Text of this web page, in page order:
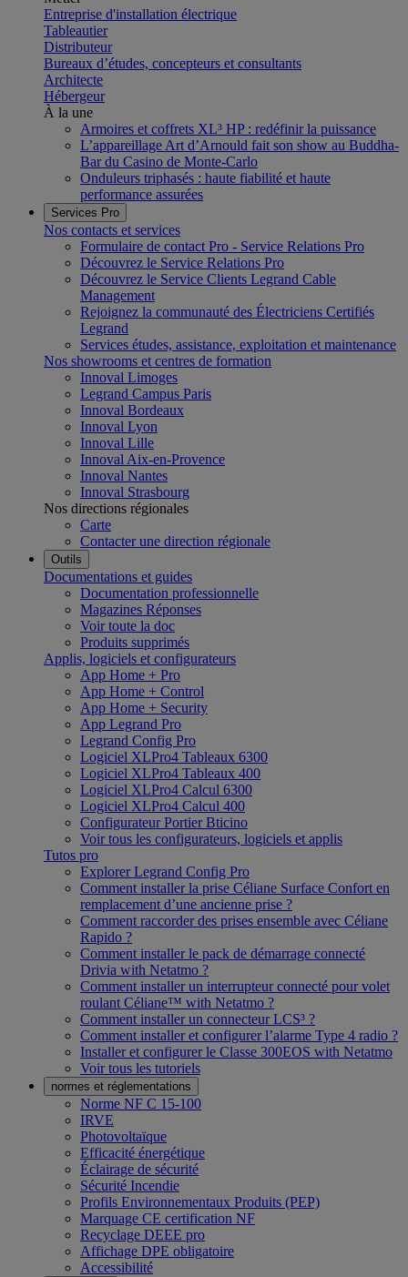
Entreprise d'installation électrique
Tableautier
Distributeur
Bureaux d’études, concepteurs et consultants
Architecte
Hébergeur
À la une
Armoires et coffrets XL³ HP : redéfinir la puissance
L’appareillage Art d’Arnould fait son show au Buddha-
Bar du Casino de Monte-Carlo
Onduleurs triphasés : haute fiabilité et haute
performance assurées
Services Pro
Nos contacts et services
Formulaire de contact Pro - Service Relations Pro
Découvrez le Service Relations Pro
Découvrez le Service Clients Legrand Cable
Management
Rejoignez la communauté des Électriciens Certifiés
Legrand
Services études, assistance, exploitation et maintenance
Nos showrooms et centres de formation
Innoval Limoges
Legrand Campus Paris
Innoval Bordeaux
Innoval Lyon
Innoval Lille
Innoval Aix-en-Provence
Innoval Nantes
Innoval Strasbourg
Nos directions régionales
Carte
Contacter une direction régionale
Outils
Documentations et guides
Documentation professionnelle
Magazines Réponses
Voir toute la doc
Produits supprimés
Applis, logiciels et configurateurs
App Home + Pro
App Home + Control
App Home + Security
App Legrand Pro
Legrand Config Pro
Logiciel XLPro4 Tableaux 6300
Logiciel XLPro4 Tableaux 400
Logiciel XLPro4 Calcul 6300
Logiciel XLPro4 Calcul 400
Configurateur Portier Bticino
Voir tous les configurateurs, logiciels et applis
Tutos pro
Explorer Legrand Config Pro
Comment installer la prise Céliane Surface Confort en
remplacement d’une ancienne prise ?
Comment raccorder des prises ensemble avec Céliane
Rapido ?
Comment installer le pack de démarrage connecté
Drivia with Netatmo ?
Comment installer un interrupteur connecté pour volet
roulant Céliane™ with Netatmo ?
Comment installer un connecteur LCS³ ?
Comment installer et configurer l’alarme Type 4 radio ?
Installer et configurer le Classe 300EOS with Netatmo
Voir tous les tutoriels
normes et réglementations
Norme NF C 15-100
IRVE
Photovoltaïque
Efficacité énergétique
Éclairage de sécurité
Sécurité Incendie
Profils Environnementaux Produits (PEP)
Marquage CE certification NF
Recyclage DEEE pro
Affichage DPE obligatoire
Accessibilité